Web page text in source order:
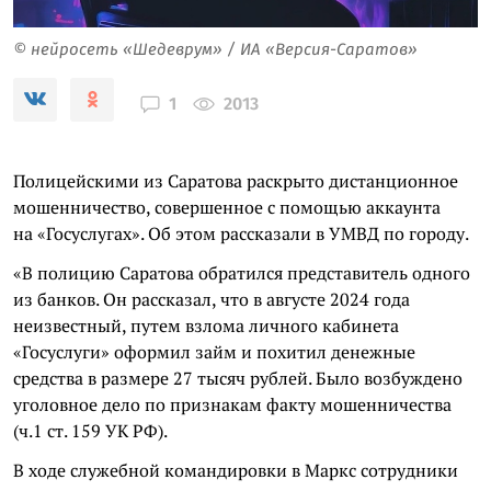
© нейросеть «Шедеврум» / ИА «Версия-Саратов»
1 2013
Полицейскими из Саратова раскрыто дистанционное
мошенничество, совершенное с помощью аккаунта
на «Госуслугах». Об этом рассказали в УМВД по городу.
«В полицию Саратова обратился представитель одного
из банков. Он рассказал, что в августе 2024 года
неизвестный, путем взлома личного кабинета
«Госуслуги» оформил займ и похитил денежные
средства в размере 27 тысяч рублей. Было возбуждено
уголовное дело по признакам факту мошенничества
(ч.1 ст. 159 УК РФ).
В ходе служебной командировки в Маркс сотрудники